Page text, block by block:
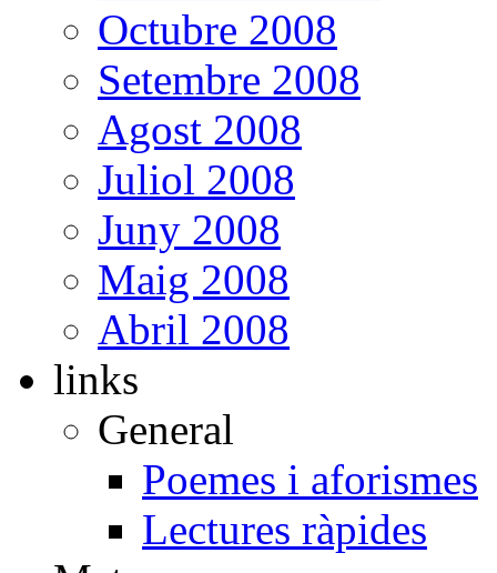
Octubre 2008
Setembre 2008
Agost 2008
Juliol 2008
Juny 2008
Maig 2008
Abril 2008
links
General
Poemes i aforismes
Lectures ràpides